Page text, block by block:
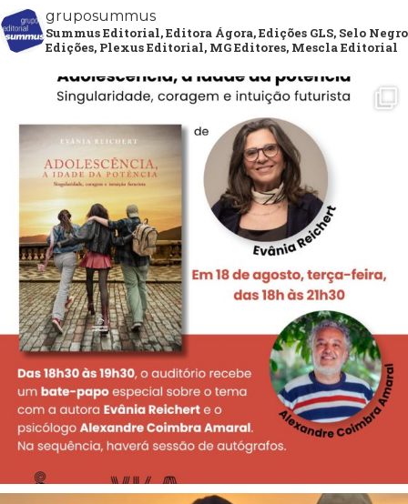
gruposummus
Summus Editorial, Editora Ágora, Edições GLS, Selo Negro
Edições, Plexus Editorial, MG Editores, Mescla Editorial